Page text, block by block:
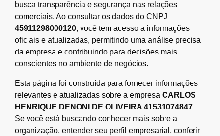
busca transparência e segurança nas relações
comerciais. Ao consultar os dados do CNPJ
45911298000120, você tem acesso a informações
oficiais e atualizadas, permitindo uma análise precisa
da empresa e contribuindo para decisões mais
conscientes no ambiente de negócios.
Esta página foi construída para fornecer informações
relevantes e atualizadas sobre a empresa CARLOS
HENRIQUE DENONI DE OLIVEIRA 41531074847.
Se você está buscando conhecer mais sobre a
organização, entender seu perfil empresarial, conferir